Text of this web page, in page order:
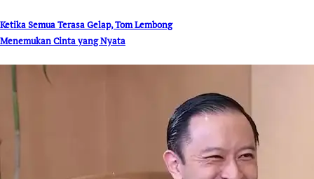
Ketika Semua Terasa Gelap, Tom Lembong
Menemukan Cinta yang Nyata